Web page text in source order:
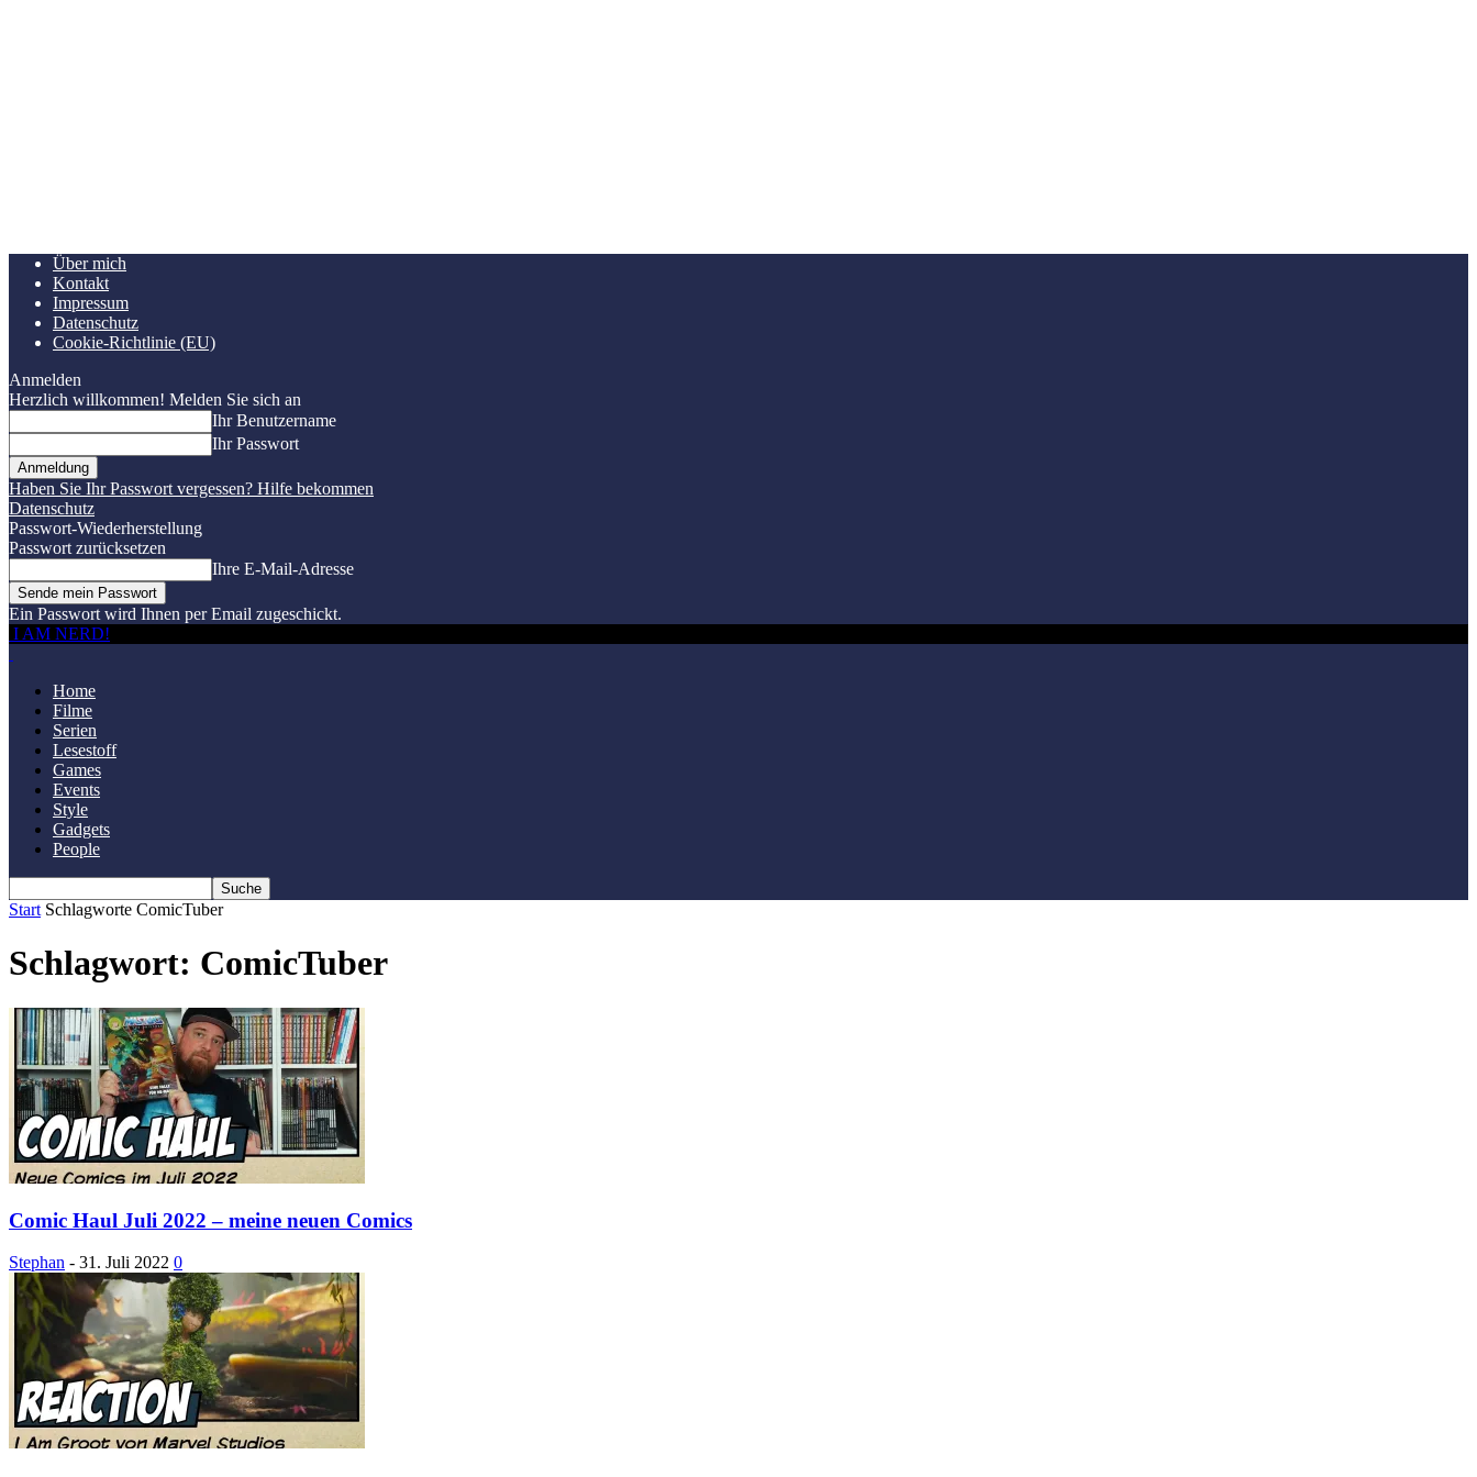
Über mich
Kontakt
Impressum
Datenschutz
Cookie-Richtlinie (EU)
Anmelden
Herzlich willkommen! Melden Sie sich an
Ihr Benutzername
Ihr Passwort
Haben Sie Ihr Passwort vergessen? Hilfe bekommen
Datenschutz
Passwort-Wiederherstellung
Passwort zurücksetzen
Ihre E-Mail-Adresse
Ein Passwort wird Ihnen per Email zugeschickt.
I AM NERD!
Home
Filme
Serien
Lesestoff
Games
Events
Style
Gadgets
People
Start Schlagworte ComicTuber
Schlagwort: ComicTuber
Comic Haul Juli 2022 – meine neuen Comics
Stephan - 31. Juli 2022 0